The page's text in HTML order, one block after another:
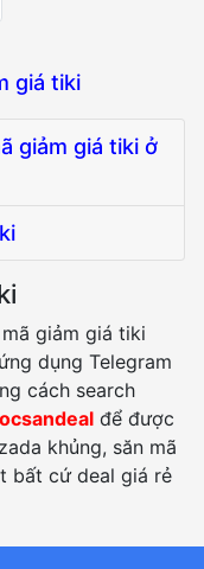
giá tiki
giảm giá tiki ở
giảm giá tiki
dụng Telegram
cách search
để được
khủng, săn mã
bất cứ deal giá rẻ